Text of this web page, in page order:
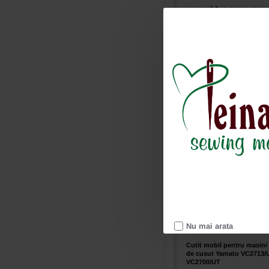
Nu mai arata
mobil
Yamato
AZ8500
Adauga in
Ai intrebari?
3100513.SH
Cutit mobil pentru masini
de cusut Yamato VC2713/
VC2700/UT